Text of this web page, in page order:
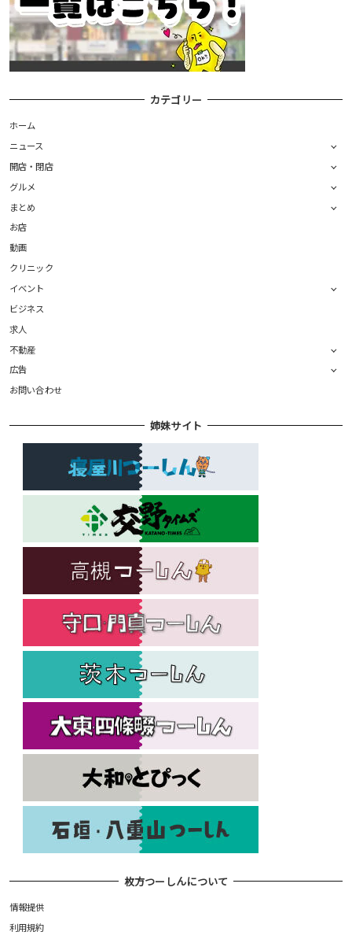
カテゴリー
ホーム
ニュース
開店・閉店
グルメ
まとめ
お店
動画
クリニック
イベント
ビジネス
求人
不動産
広告
お問い合わせ
姉妹サイト
枚方つーしんについて
情報提供
利用規約